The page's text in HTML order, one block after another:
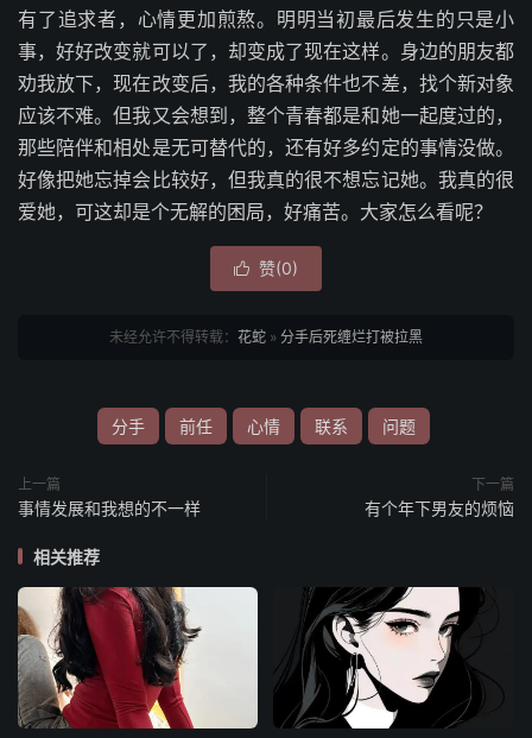
有了追求者，心情更加煎熬。明明当初最后发生的只是小
事，好好改变就可以了，却变成了现在这样。身边的朋友都
劝我放下，现在改变后，我的各种条件也不差，找个新对象
应该不难。但我又会想到，整个青春都是和她一起度过的，
那些陪伴和相处是无可替代的，还有好多约定的事情没做。
好像把她忘掉会比较好，但我真的很不想忘记她。我真的很
爱她，可这却是个无解的困局，好痛苦。大家怎么看呢？
 赞(0)
未经允许不得转载： 花蛇 » 分手后死缠烂打被拉黑
分手 前任 心情 联系 问题
上一篇
事情发展和我想的不一样
下一篇
有个年下男友的烦恼
相关推荐